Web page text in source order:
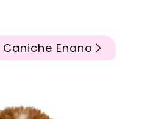
Enano